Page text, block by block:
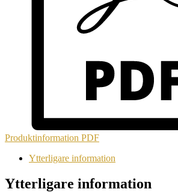
Produktinformation PDF
Ytterligare information
Ytterligare information